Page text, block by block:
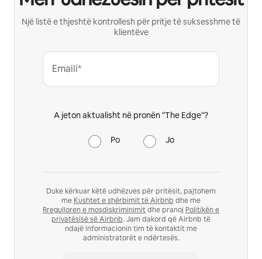
Një listë e thjeshtë kontrollesh për pritje të suksesshme të
klientëve
Emaili*
A jeton aktualisht në pronën "The Edge"?
Po Jo
Duke kërkuar këtë udhëzues për pritësit, pajtohem
me Kushtet e shërbimit të Airbnb dhe me
Rregulloren e mosdiskriminimitdhe pranoj Politikën e
privatësisë së Airbnb. Jam dakord që Airbnb të
ndajë informacionin tim të kontaktit me
administratorët e ndërtesës.